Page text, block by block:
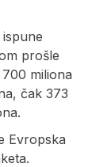
prošle
miliona
čak 373
Evropska